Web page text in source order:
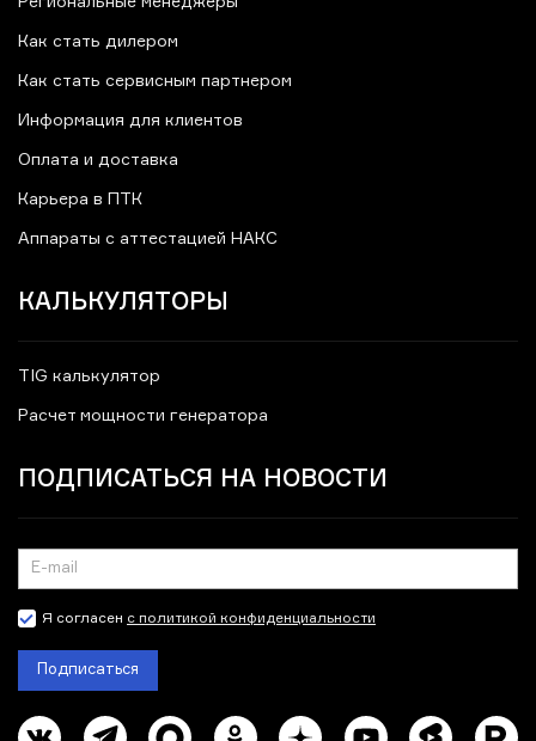
Как стать дилером
Как стать сервисным партнером
Информация для клиентов
Оплата и доставка
Карьера в ПТК
Аппараты с аттестацией НАКС
КАЛЬКУЛЯТОРЫ
TIG калькулятор
Расчет мощности генератора
ПОДПИСАТЬСЯ НА НОВОСТИ
Я согласен с политикой конфиденциальности
Подписаться